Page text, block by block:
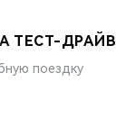
ТЕСТ-ДРАЙВ
поездку